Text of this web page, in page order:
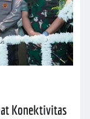
Konektivitas